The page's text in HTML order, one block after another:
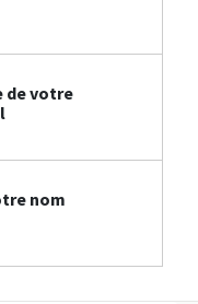
de votre
nom